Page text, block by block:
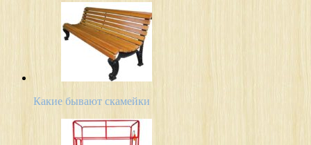
Какие бывают скамейки